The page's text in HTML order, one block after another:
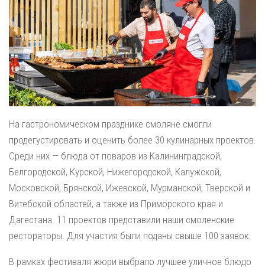
На гастрономическом празднике смоляне смогли
продегустировать и оценить более 30 кулинарных проектов.
Среди них — блюда от поваров из Калининградской,
Белгородской, Курской, Нижегородской, Калужской,
Московской, Брянской, Ижевской, Мурманской, Тверской и
Витебской областей, а также из Приморского края и
Дагестана. 11 проектов представили наши смоленские
рестораторы. Для участия были поданы свыше 100 заявок.
В рамках фестиваля жюри выбрало лучшее уличное блюдо